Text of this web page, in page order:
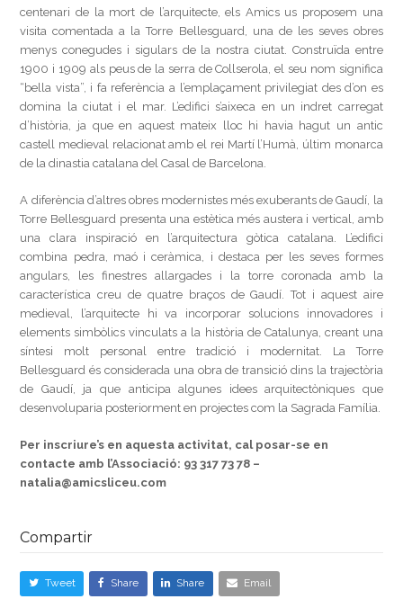
centenari de la mort de l’arquitecte, els Amics us proposem una
visita comentada a la Torre Bellesguard, una de les seves obres
menys conegudes i sigulars de la nostra ciutat. Construïda entre
1900 i 1909 als peus de la serra de Collserola, el seu nom significa
“bella vista”, i fa referència a l’emplaçament privilegiat des d’on es
domina la ciutat i el mar. L’edifici s’aixeca en un indret carregat
d’història, ja que en aquest mateix lloc hi havia hagut un antic
castell medieval relacionat amb el rei Martí l’Humà, últim monarca
de la dinastia catalana del Casal de Barcelona.
A diferència d’altres obres modernistes més exuberants de Gaudí, la
Torre Bellesguard presenta una estètica més austera i vertical, amb
una clara inspiració en l’arquitectura gòtica catalana. L’edifici
combina pedra, maó i ceràmica, i destaca per les seves formes
angulars, les finestres allargades i la torre coronada amb la
característica creu de quatre braços de Gaudí. Tot i aquest aire
medieval, l’arquitecte hi va incorporar solucions innovadores i
elements simbòlics vinculats a la història de Catalunya, creant una
síntesi molt personal entre tradició i modernitat. La Torre
Bellesguard és considerada una obra de transició dins la trajectòria
de Gaudí, ja que anticipa algunes idees arquitectòniques que
desenvoluparia posteriorment en projectes com la Sagrada Família.
Per inscriure’s en aquesta activitat, cal posar-se en
contacte amb l’Associació: 93 317 73 78 –
natalia@amicsliceu.com
Compartir
Tweet Share Share Email